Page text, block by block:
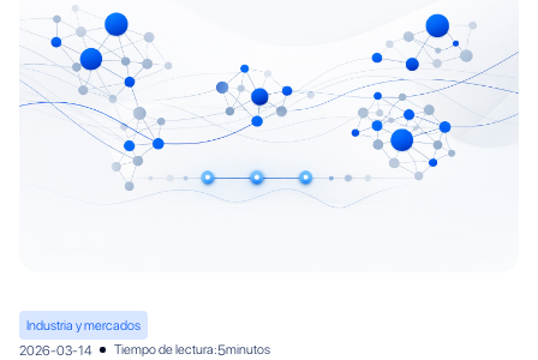
Industria y mercados
2026-03-14
Tiempo de lectura:5minutos